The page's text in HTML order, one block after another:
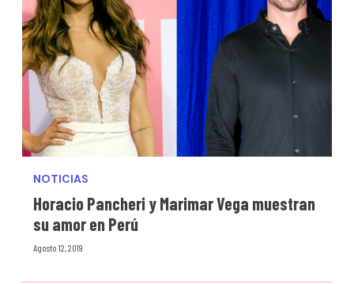
NOTICIAS
Horacio Pancheri y Marimar Vega muestran
su amor en Perú
Agosto 12, 2019